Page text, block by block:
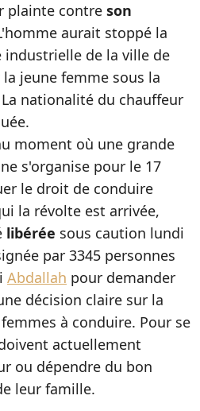
plainte contre son
aurait stoppé la
industrielle de la ville de
jeune femme sous la
nationalité du chauffeur
moment où une grande
s'organise pour le 17
le droit de conduire
la révolte est arrivée,
libérée sous caution lundi
par 3345 personnes
Abdallah pour demander
décision claire sur la
à conduire. Pour se
actuellement
ou dépendre du bon
leur famille.